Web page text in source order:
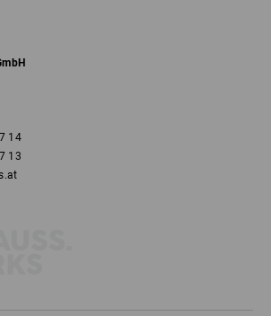
14
13